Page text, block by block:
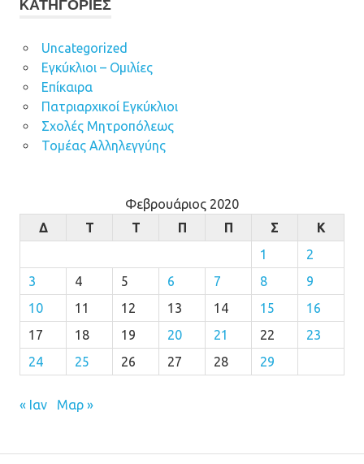
KΑΤΗΓΟΡΊΕΣ
Uncategorized
Εγκύκλιοι – Ομιλίες
Επίκαιρα
Πατριαρχικοί Εγκύκλιοι
Σχολές Μητροπόλεως
Τομέας Αλληλεγγύης
Φεβρουάριος 2020
Δ
Τ Τ Π Π Σ
Κ
1
2
3
4 5 6 7 8
9
10
11 12 13 14 15
16
17
18 19 20 21 22
23
24
25 26 27 28 29
« Ιαν Μαρ »